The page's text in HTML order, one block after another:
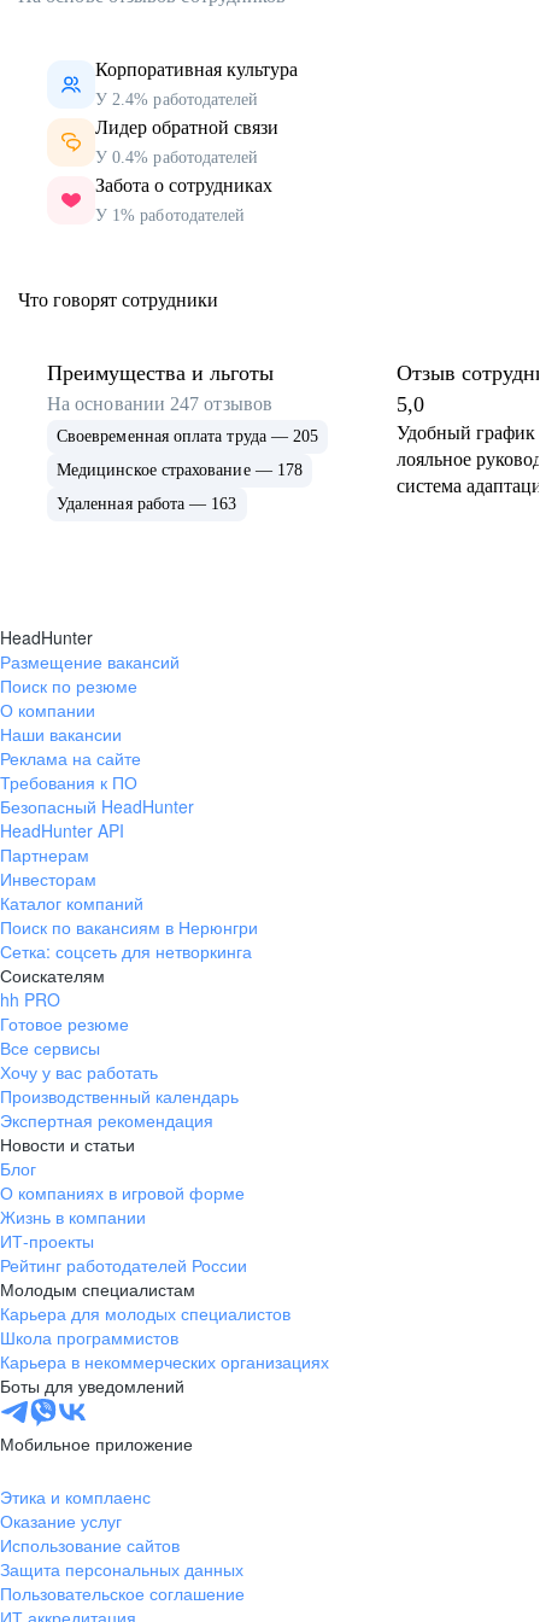
Корпоративная культура
У 2.4% работодателей
Лидер обратной связи
У 0.4% работодателей
Забота о сотрудниках
У 1% работодателей
Что говорят сотрудники
Преимущества и льготы
На основании 247 отзывов
Своевременная оплата труда — 205
Медицинское страхование — 178
Удаленная работа — 163
Отзыв
5,0
Удобный график
лояльное
система
HeadHunter
Размещение вакансий
Поиск по резюме
О компании
Наши вакансии
Реклама на сайте
Требования к ПО
Безопасный HeadHunter
HeadHunter API
Партнерам
Инвесторам
Каталог компаний
Поиск по вакансиям в Нерюнгри
Сетка: соцсеть для нетворкинга
Соискателям
hh PRO
Готовое резюме
Все сервисы
Хочу у вас работать
Производственный календарь
Экспертная рекомендация
Новости и статьи
Блог
О компаниях в игровой форме
Жизнь в компании
ИТ-проекты
Рейтинг работодателей России
Молодым специалистам
Карьера для молодых специалистов
Школа программистов
Карьера в некоммерческих организациях
Боты для уведомлений
Мобильное приложение
Этика и комплаенс
Оказание услуг
Использование сайтов
Защита персональных данных
Пользовательское соглашение